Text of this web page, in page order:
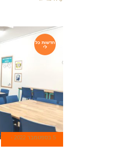
חדשות כל
לי
5 בספטמבר 2022